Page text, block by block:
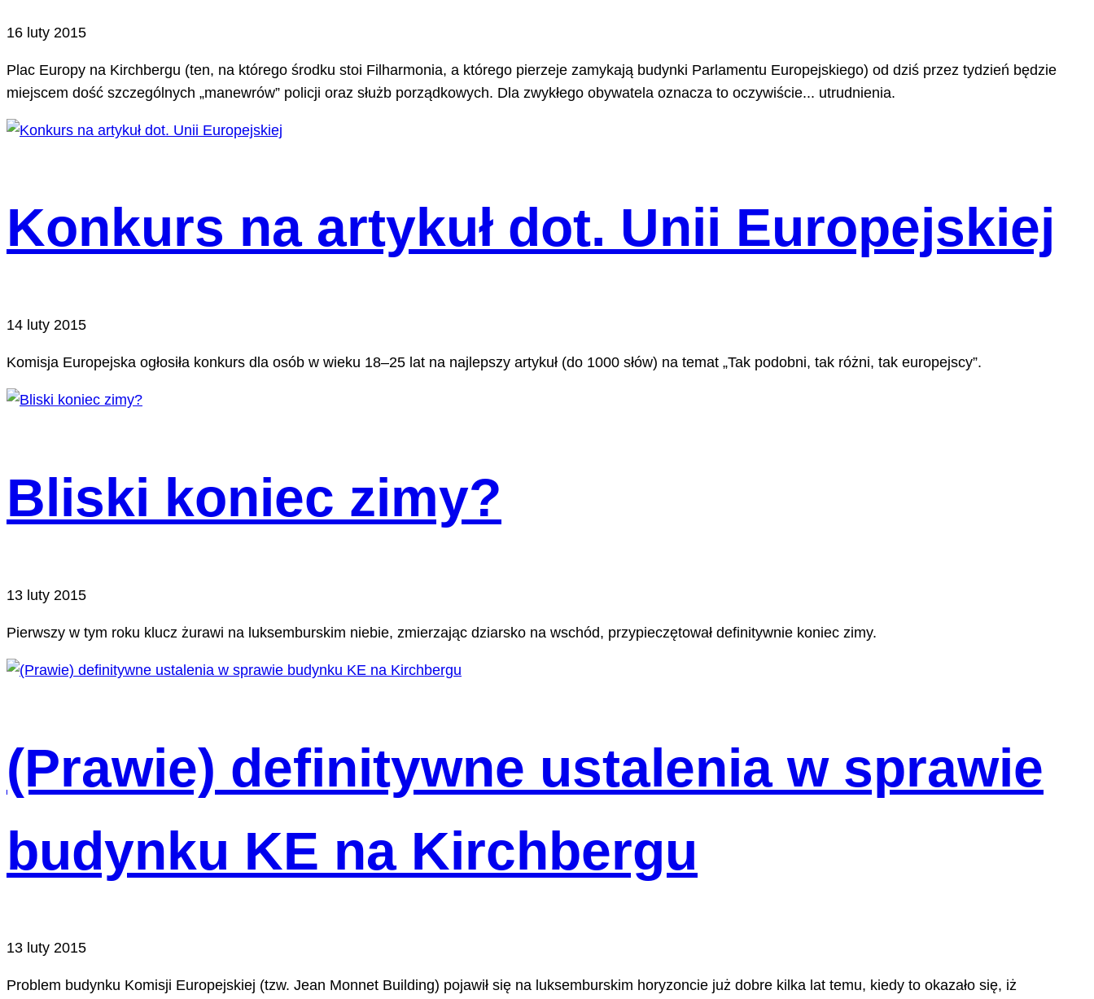
16 luty 2015
Plac Europy na Kirchbergu (ten, na którego środku stoi Filharmonia, a którego pierzeje zamykają budynki Parlamentu Europejskiego) od dziś przez tydzień będzie
miejscem dość szczególnych „manewrów” policji oraz służb porządkowych. Dla zwykłego obywatela oznacza to oczywiście... utrudnienia.
Konkurs na artykuł dot. Unii Europejskiej
14 luty 2015
Komisja Europejska ogłosiła konkurs dla osób w wieku 18–25 lat na najlepszy artykuł (do 1000 słów) na temat „Tak podobni, tak różni, tak europejscy”.
Bliski koniec zimy?
13 luty 2015
Pierwszy w tym roku klucz żurawi na luksemburskim niebie, zmierzając dziarsko na wschód, przypieczętował definitywnie koniec zimy.
(Prawie) definitywne ustalenia w sprawie
budynku KE na Kirchbergu
13 luty 2015
Problem budynku Komisji Europejskiej (tzw. Jean Monnet Building) pojawił się na luksemburskim horyzoncie już dobre kilka lat temu, kiedy to okazało się, iż